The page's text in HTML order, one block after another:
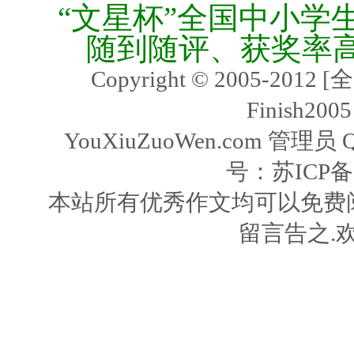
“文星杯”全国中小学
随到随评、获奖率
Copyright © 2005-2012 [
YouXiuZuoWen.com 管理员
号： 苏ICP
本站所有优秀作文均可以免
留言告之.